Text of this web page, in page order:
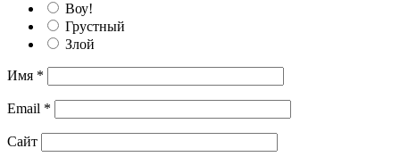
Воу!
Грустный
Злой
Имя *
Email *
Сайт